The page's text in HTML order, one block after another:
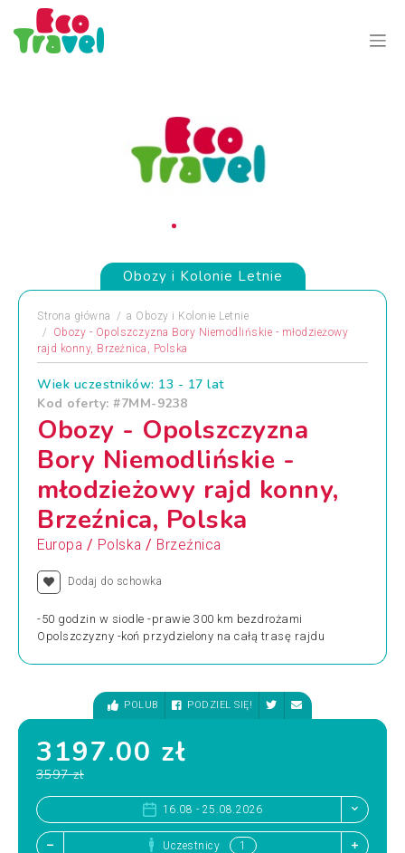
Obozy i Kolonie Letnie
Strona główna a Obozy i Kolonie Letnie
Obozy - Opolszczyzna Bory Niemodlińskie - młodzieżowy
rajd konny, Brzeźnica, Polska
Wiek uczestników: 13 - 17 lat
Kod oferty: #7MM-9238
Obozy - Opolszczyzna
Bory Niemodlińskie -
młodzieżowy rajd konny,
Brzeźnica, Polska
Europa / Polska / Brzeźnica
Dodaj do schowka
-50 godzin w siodle -prawie 300 km bezdrożami
Opolszczyzny -koń przydzielony na całą trasę rajdu
POLUB PODZIEL SIĘ!
3197.00 zł
3597 zł
16.08 - 25.08.2026
Uczestnicy